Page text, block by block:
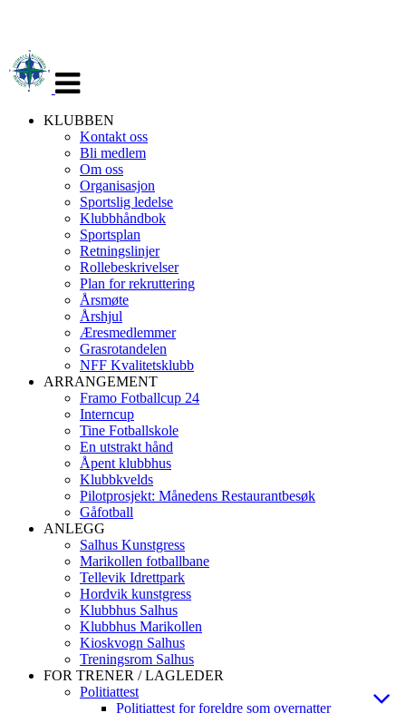
navigasjon
KLUBBEN
Kontakt oss
Bli medlem
Om oss
Organisasjon
Sportslig ledelse
Klubbhåndbok
Sportsplan
Retningslinjer
Rollebeskrivelser
Plan for rekruttering
Årsmøte
Årshjul
Æresmedlemmer
Grasrotandelen
NFF Kvalitetsklubb
ARRANGEMENT
Framo Fotballcup 24
Interncup
Tine Fotballskole
En utstrakt hånd
Åpent klubbhus
Klubbkvelds
Pilotprosjekt: Månedens Restaurantbesøk
Gåfotball
ANLEGG
Salhus Kunstgress
Marikollen fotballbane
Tellevik Idrettpark
Hordvik kunstgress
Klubbhus Salhus
Klubbhus Marikollen
Kioskvogn Salhus
Treningsrom Salhus
FOR TRENER / LAGLEDER
Politiattest
Politiattest for foreldre som overnatter